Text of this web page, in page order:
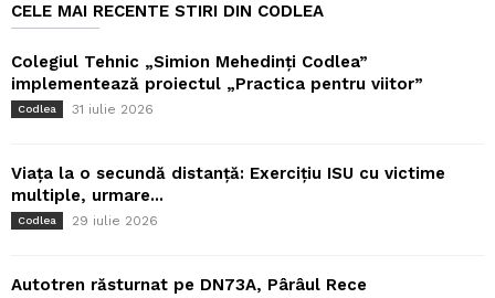
CELE MAI RECENTE STIRI DIN CODLEA
Colegiul Tehnic „Simion Mehedinți Codlea”
implementează proiectul „Practica pentru viitor”
Codlea 31 iulie 2026
Viața la o secundă distanță: Exercițiu ISU cu victime
multiple, urmare...
Codlea 29 iulie 2026
Autotren răsturnat pe DN73A, Pârâul Rece